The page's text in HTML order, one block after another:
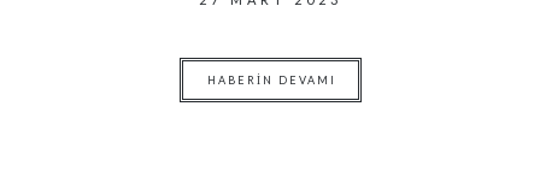
HABERIN DEVAMI